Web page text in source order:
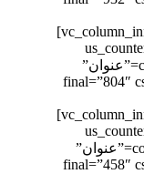
size%22%3A%224rem%22%7D%7D”][/vc_column_inner]
[vc_column_inner
color=”custom” custom_color=”#4f87ef” title=”عنوان”
final=”804″
size%22%3A%224rem%22%7D%7D”][/vc_column_inner]
[vc_column_inner
color=”custom” custom_color=”#795548″ title=”عنوان”
final=”458″